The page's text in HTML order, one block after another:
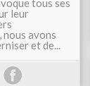
tous ses
leur
avons
et de...